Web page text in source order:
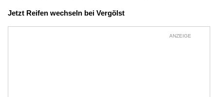
Jetzt Reifen wechseln bei Vergölst
ANZEIGE